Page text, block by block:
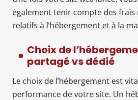
également tenir compte des
relatifs à l’hébergement et à la
Choix de
partagé vs dédié
Le choix de l’hébergement est
performance de votre site. Un